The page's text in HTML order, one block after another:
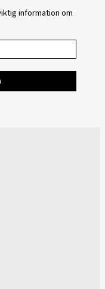
information om